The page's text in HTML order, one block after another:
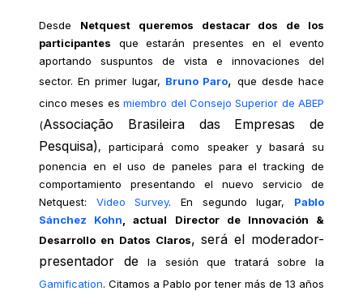
Desde Netquest queremos destacar dos de los
participantes que estarán presentes en el evento
aportando suspuntos de vista e innovaciones del
sector. En primer lugar, Bruno Paro, que desde hace
cinco meses esmiembro del Consejo Superior de ABEP
(Associação Brasileira das Empresas de
Pesquisa), participará como speaker y basará su
ponencia en el uso de paneles para el tracking de
comportamiento presentando el nuevo servicio de
Netquest: Video Survey. En segundo lugar, Pablo
Sánchez Kohn , actual Director de Innovación &
Desarrollo en Datos Claros, será el moderador-
presentador dela sesión que tratará sobre la
Gamification. Citamos a Pablo por tener más de 13 años